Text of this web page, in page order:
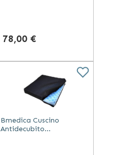
78,00 €
Bmedica Cuscino
Antidecubito